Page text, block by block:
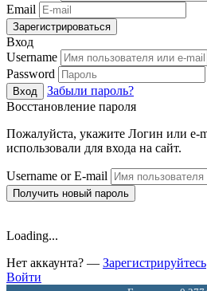
Email
Зарегистрироваться
Вход
Username
Password
Вход
Забыли пароль?
Восстановление пароля
Пожалуйста, укажите Логин или e-
использовали для входа на сайт.
Username or E-mail
Получить новый пароль
Loading...
Нет аккаунта? — Зарегистрируйтесь
Войти